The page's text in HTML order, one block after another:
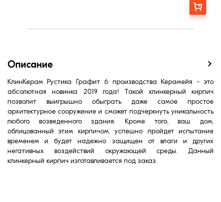
Украина
350
Заказать
Описание
КлинКерам Рустика Графит 6 производства Керамейя - это
абсолютная новинка 2019 года! Такой клинкерный кирпич
позволит выигрышно обыграть даже самое простое
архитектурное сооружение и сможет подчеркнуть уникальность
любого возведенного здания. Кроме того, ваш дом,
облицованный этим кирпичом, успешно пройдет испытание
временем и будет надежно защищен от влаги и других
негативных воздействий окружающей среды. Данный
клинкерный кирпич изготавливается под заказ.